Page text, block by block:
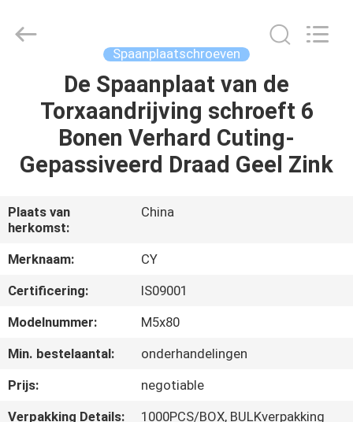
PRODUCTEN
ONGEVEER
ONS
FABRIEKSREIS
KWALITEITSCONTROLE
CONTACTEER
ONS
Co,LTD.
Spaanplaatschroeven
De Spaanplaat van de
Torxaandrijving schroeft 6
Bonen Verhard Cuting-
Gepassiveerd Draad Geel Zink
Plaats van
herkomst:
China
Merknaam:
CY
Certificering:
IS09001
Modelnummer:
M5x80
Min. bestelaantal:
onderhandelingen
Prijs:
negotiable
Verpakking Details:
1000PCS/BOX, BULKverpakking